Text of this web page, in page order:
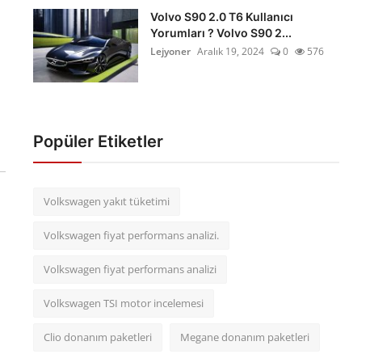
Volvo S90 2.0 T6 Kullanıcı
Yorumları ? Volvo S90 2...
Lejyoner Aralık 19, 2024 0 576
Popüler Etiketler
Volkswagen yakıt tüketimi
Volkswagen fiyat performans analizi.
Volkswagen fiyat performans analizi
Volkswagen TSI motor incelemesi
Clio donanım paketleri Megane donanım paketleri